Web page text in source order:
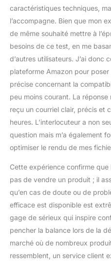
caractéristiques techniques,
l’accompagne. Bien que mon
de même souhaité mettre à
besoins de ce test, en me
d’autres utilisateurs. J’ai donc
plateforme Amazon pour
précise concernant la
peu moins courant. La réponse
reçu un courriel clair, précis et
heures. L’interlocuteur a non
question mais m’a également
optimiser le rendu de mes
Cette expérience confirme
pas de vendre un produit ; il
qu’en cas de doute ou de
efficace est disponible est
gage de sérieux qui inspire
pencher la balance lors de la
marché où de nombreux
ressemblent, un service client